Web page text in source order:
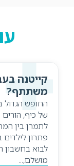
קייטנה
משתתף?
החופש הגדול
של כיף,
לתמרן בין
פתרון
לבוא בחשבון
מושלם,...